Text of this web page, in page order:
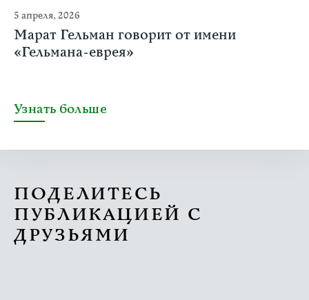
5 апреля, 2026
Марат Гельман говорит от имени
«Гельмана-еврея»
Узнать больше
ПОДЕЛИТЕСЬ
ПУБЛИКАЦИЕЙ С
ДРУЗЬЯМИ